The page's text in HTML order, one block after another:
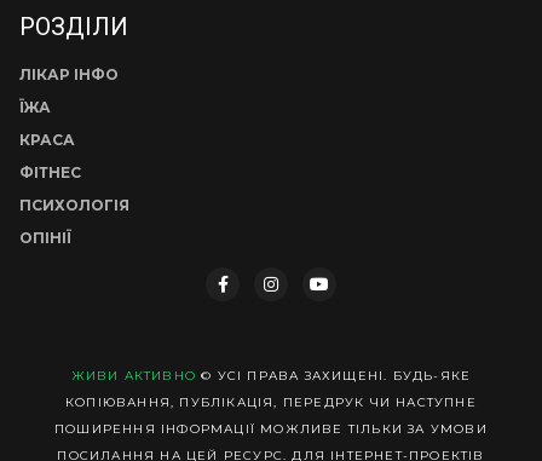
РОЗДІЛИ
ЛІКАР ІНФО
ЇЖА
КРАСА
ФІТНЕС
ПСИХОЛОГІЯ
ОПІНІЇ
ЖИВИ АКТИВНО © УСІ ПРАВА ЗАХИЩЕНІ. БУДЬ-ЯКЕ
КОПІЮВАННЯ, ПУБЛІКАЦІЯ, ПЕРЕДРУК ЧИ НАСТУПНЕ
ПОШИРЕННЯ ІНФОРМАЦІЇ МОЖЛИВЕ ТІЛЬКИ ЗА УМОВИ
ПОСИЛАННЯ НА ЦЕЙ РЕСУРС. ДЛЯ ІНТЕРНЕТ-ПРОЕКТІВ